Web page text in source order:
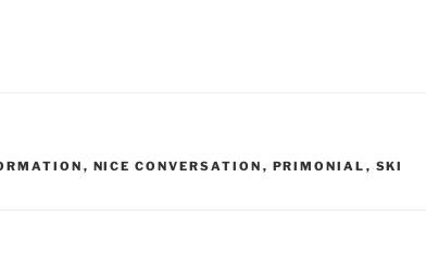
, NICE CONVERSATION , PRIMONIAL , SKI